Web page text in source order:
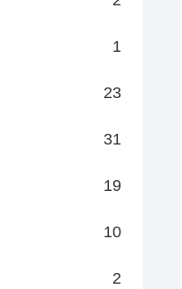
1
23
31
19
10
2